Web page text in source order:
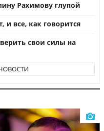
Рахимову глупой
и все, как говорится
свои силы на